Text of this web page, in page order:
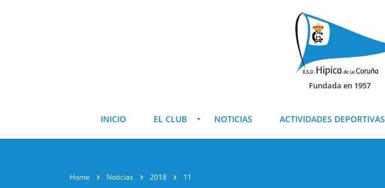
Fundada en 1957
INICIO EL CLUB NOTICIAS ACTIVIDADES DEPORTIVAS
Home Noticias 2018 11